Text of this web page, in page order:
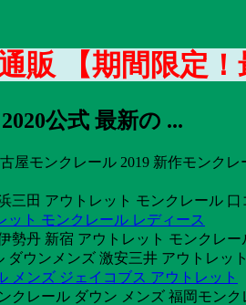
販 【期間限定！
公式 最新の ...
屋モンクレール 2019 新作モンク
三田 アウトレット モンクレール
ット モンクレール レディース
勢丹 新宿 アウトレット モンクレ
ウンメンズ 激安三井 アウトレ
メンズ ジェイコブス アウトレット
クレール ダウン メンズ 福岡モン